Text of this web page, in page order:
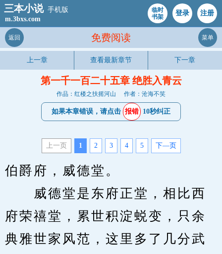
三本小说 手机版
m.3bxs.com
临时
书架
登录 注册
免费阅读
返回 菜单
上一章 查看最新章节 下一章
第一千一百二十五章 绝胜入青云
作品：红楼之扶摇河山 作者：沧海不笑
如果本章错误，请点击 报错 10秒纠正
上一页 1 2 3 4 5 下—页
伯爵府，威德堂。
威德堂是东府正堂，相比西
府荣禧堂，累世积淀蜕变，只余
典雅世家风范，这里多了几分武